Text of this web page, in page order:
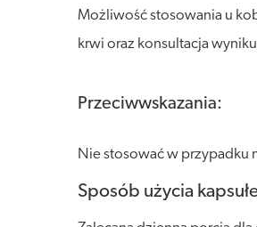
Możliwość stosowania u
krwi oraz konsultacja
Przeciwwskazania:
Nie stosować w przypadku
Sposób użycia